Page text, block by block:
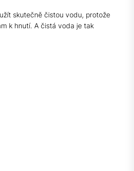
skutečně čistou vodu, protože
k hnutí. A čistá voda je tak